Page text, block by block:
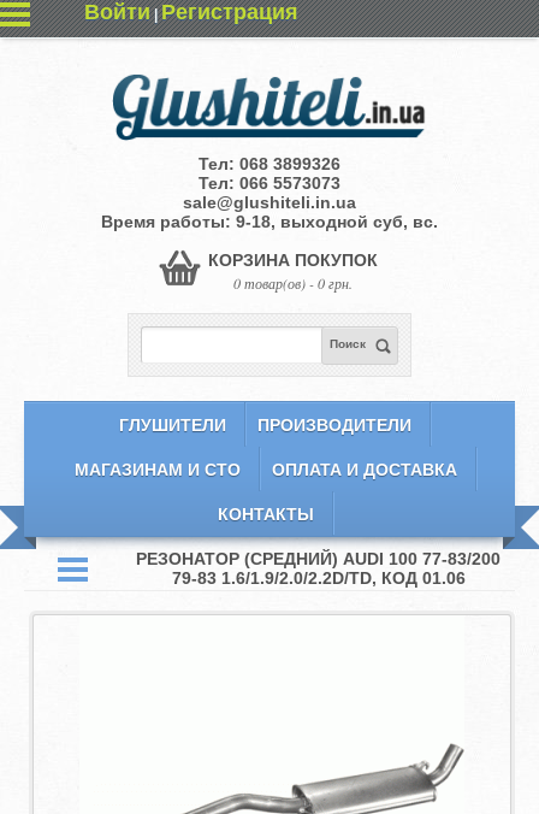
Войти|Регистрация
Тел: 068 3899326
Тел: 066 5573073
sale@glushiteli.in.ua
Время работы: 9-18, выходной суб, вс.
КОРЗИНА ПОКУПОК
0 товар(ов) - 0 грн.
Поиск
ГЛУШИТЕЛИ ПРОИЗВОДИТЕЛИ
МАГАЗИНАМ И СТО ОПЛАТА И ДОСТАВКА
КОНТАКТЫ
РЕЗОНАТОР (СРЕДНИЙ) AUDI 100 77-83/200
79-83 1.6/1.9/2.0/2.2D/TD, КОД 01.06